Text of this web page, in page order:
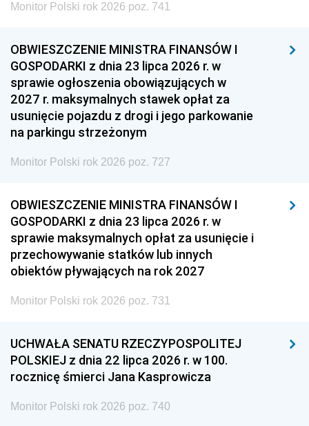
Monitor Polski rok 2026 poz. 741
OBWIESZCZENIE MINISTRA FINANSÓW I
GOSPODARKI z dnia 23 lipca 2026 r. w
sprawie ogłoszenia obowiązujących w
2027 r. maksymalnych stawek opłat za
usunięcie pojazdu z drogi i jego parkowanie
na parkingu strzeżonym
Monitor Polski rok 2026 poz. 727
OBWIESZCZENIE MINISTRA FINANSÓW I
GOSPODARKI z dnia 23 lipca 2026 r. w
sprawie maksymalnych opłat za usunięcie i
przechowywanie statków lub innych
obiektów pływających na rok 2027
Monitor Polski rok 2026 poz. 731
UCHWAŁA SENATU RZECZYPOSPOLITEJ
POLSKIEJ z dnia 22 lipca 2026 r. w 100.
rocznicę śmierci Jana Kasprowicza
Monitor Polski rok 2026 poz. 740